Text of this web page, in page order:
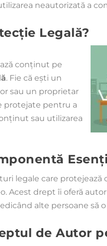
neautorizată a
Legală?
conținut pe
. Fie că ești un
sau un proprietar
protejate pentru a
sau utilizarea
legale care protejează
Acest drept îi oferă
alte persoane să
de Autor